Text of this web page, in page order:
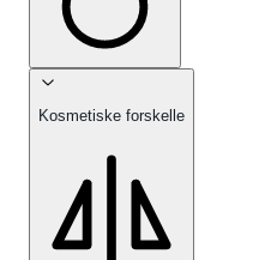
Kosmetiske forskelle